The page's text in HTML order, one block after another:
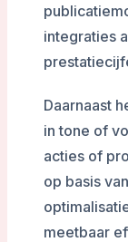
integraties
Daarnaast
in tone of
acties of
op basis
meetbaar